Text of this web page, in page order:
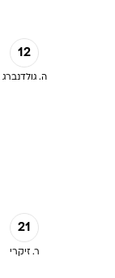
12
ה. גולדנברג
21
ר. זיקרי